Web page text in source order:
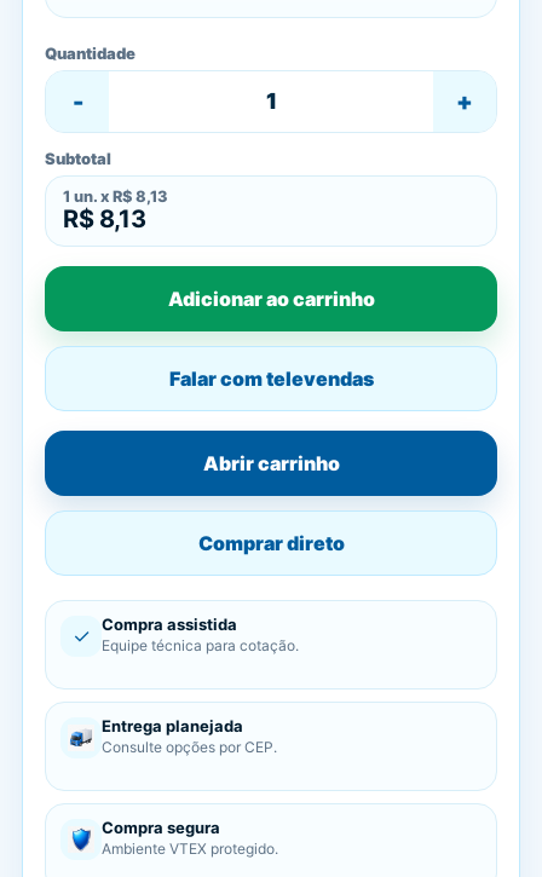
Quantidade
- +
Subtotal
1 un. x R$ 8,13
R$ 8,13
Adicionar ao carrinho
Falar com televendas
Abrir carrinho
Comprar direto
✓ Compra assistida
Equipe técnica para cotação.
Entrega planejada
Consulte opções por CEP.
Compra segura
Ambiente VTEX protegido.